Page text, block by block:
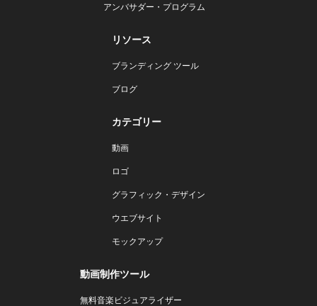
アンバサダー・プログラム
リソース
ブランディング ツール
ブログ
カテゴリー
動画
ロゴ
グラフィック・デザイン
ウエブサイト
モックアップ
動画制作ツール
無料音楽ビジュアライザー